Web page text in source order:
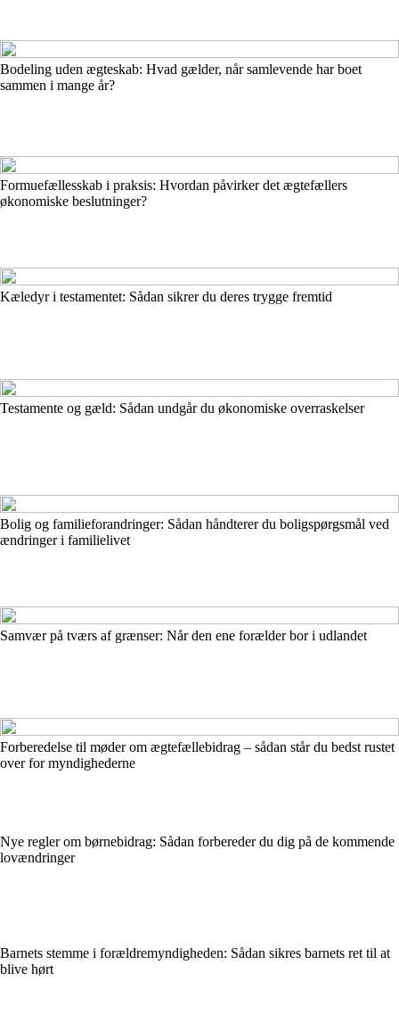
Bodeling uden ægteskab: Hvad gælder, når samlevende har boet
sammen i mange år?
Formuefællesskab i praksis: Hvordan påvirker det ægtefællers
økonomiske beslutninger?
Kæledyr i testamentet: Sådan sikrer du deres trygge fremtid
Testamente og gæld: Sådan undgår du økonomiske overraskelser
Bolig og familieforandringer: Sådan håndterer du boligspørgsmål ved
ændringer i familielivet
Samvær på tværs af grænser: Når den ene forælder bor i udlandet
Forberedelse til møder om ægtefællebidrag – sådan står du bedst rustet
over for myndighederne
Nye regler om børnebidrag: Sådan forbereder du dig på de kommende
lovændringer
Barnets stemme i forældremyndigheden: Sådan sikres barnets ret til at
blive hørt